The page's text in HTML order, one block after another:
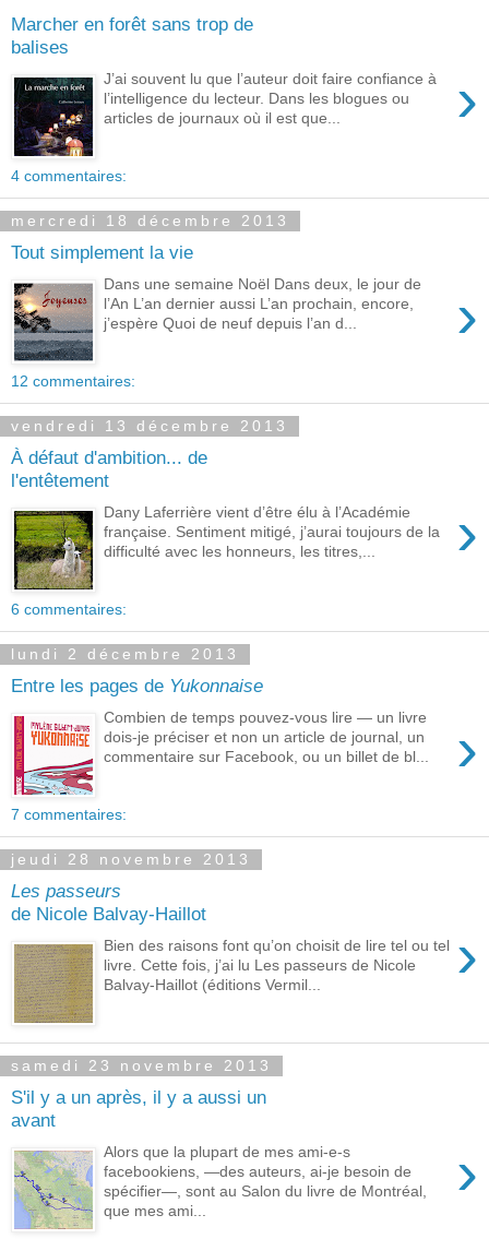
Marcher en forêt sans trop de
balises
›
J’ai souvent lu que l’auteur doit faire confiance à
l’intelligence du lecteur. Dans les blogues ou
articles de journaux où il est que...
4 commentaires:
mercredi 18 décembre 2013
Tout simplement la vie
›
Dans une semaine Noël Dans deux, le jour de
l’An L’an dernier aussi L’an prochain, encore,
j’espère Quoi de neuf depuis l’an d...
12 commentaires:
vendredi 13 décembre 2013
À défaut d'ambition... de
l'entêtement
›
Dany Laferrière vient d’être élu à l’Académie
française. Sentiment mitigé, j’aurai toujours de la
difficulté avec les honneurs, les titres,...
6 commentaires:
lundi 2 décembre 2013
Entre les pages de Yukonnaise
›
Combien de temps pouvez-vous lire — un livre
dois-je préciser et non un article de journal, un
commentaire sur Facebook, ou un billet de bl...
7 commentaires:
jeudi 28 novembre 2013
Les passeurs
de Nicole Balvay-Haillot
›
Bien des raisons font qu’on choisit de lire tel ou tel
livre. Cette fois, j’ai lu Les passeurs de Nicole
Balvay-Haillot (éditions Vermil...
samedi 23 novembre 2013
S'il y a un après, il y a aussi un
avant
›
Alors que la plupart de mes ami-e-s
facebookiens, —des auteurs, ai-je besoin de
spécifier—, sont au Salon du livre de Montréal,
que mes ami...